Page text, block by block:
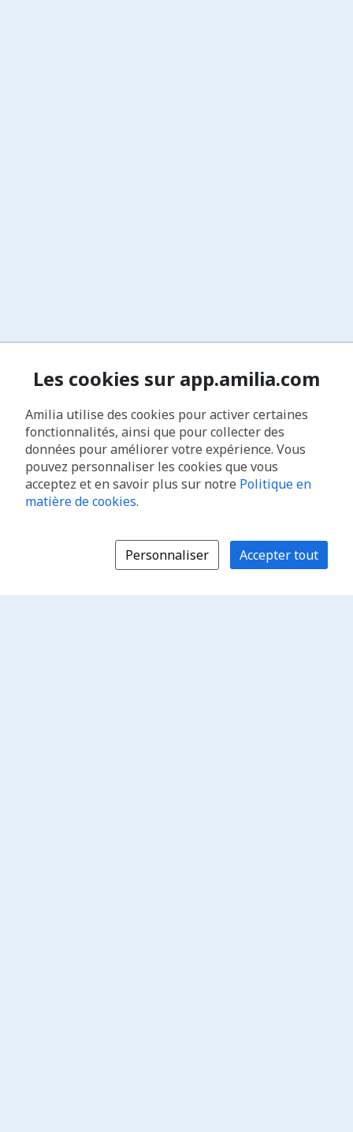
Les cookies sur app.amilia.com
Amilia utilise des cookies pour activer certaines
fonctionnalités, ainsi que pour collecter des
données pour améliorer votre expérience. Vous
pouvez personnaliser les cookies que vous
acceptez et en savoir plus sur notre Politique en
matière de cookies.
Personnaliser Accepter tout